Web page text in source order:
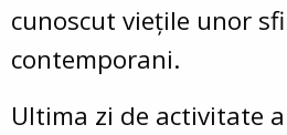
cunoscut viețile unor
contemporani.
Ultima zi de activitate